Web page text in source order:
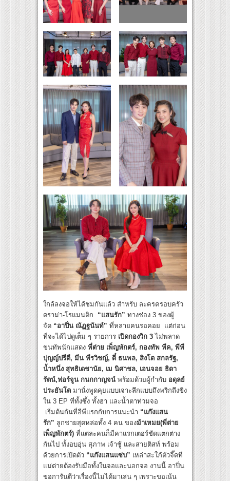
ใกล้ลงจอให้ได้ชมกันแล้ว สำหรับ ละครครอบครัว
ดราม่า-โรแมนติก “แสนรัก” ทางช่อง 3 ของผู้
จัด “อาปิ่น ณัฏฐนันท์” ที่หลายคนรอคอย แต่ก่อน
ที่จะได้ไปดูเต็ม ๆ รายการ เปิดกองวิก 3ไม่พลาด
ขนทัพนักแสดง พี่ต่าย เพ็ญพักตร์, กองทัพ พีค, พีพี
ปุญญ์ปรีดี, มีน พีรวิชญ์, ตี๋ ธนพล, สิงโต สกลรัฐ,
น้ำหนึ่ง สุทธิเดชานัย, เม นิศาชล, เอนจอย ธิดา
รัตน์,ฟอร์จูน กนกกาญจน์ พร้อมด้วยผู้กำกับ อดุลย์
ประยันโต มานั่งพูดคุยแบบเจาะลึกแบบถึงพริกถึงขิง
ใน 3 EP ที่ทั้งซึ้ง ทั้งฮา และน้ำตาท่วมจอ
เริ่มต้นกันที่อีพีแรกกับการแนะนำ “แก๊งแสน
รัก” ลูกชายสุดหล่อทั้ง 4 คน ของม้าเหมย(พี่ต่าย
เพ็ญพักตร์) ที่แต่ละคนก็มีคาแรกเตอร์ชัดแตกต่าง
กันไป ทั้งอบอุ่น สุภาพ เจ้าชู้ และสายติสท์ พร้อม
ด้วยการเปิดตัว “แก๊งแสนแซ่บ” เหล่าสะใภ้ตัวจี๊ดที่
แม่ต่ายต้องรับมือทั้งในจอและนอกจอ งานนี้ อาปิ่น
ขอการันตีว่าเรื่องนี้ไม่ได้มาเล่น ๆ เพราะขอเน้น